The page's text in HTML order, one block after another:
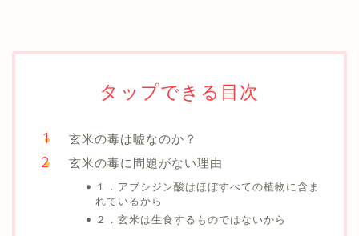
タップできる目次
玄米の毒は嘘なのか？
玄米の毒に問題がない理由
１．アブシジン酸はほぼすべての植物に含ま
れているから
２．玄米は生食するものではないから